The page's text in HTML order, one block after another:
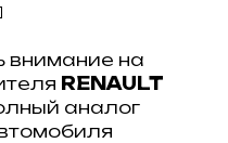
внимание на
RENAULT
аналог